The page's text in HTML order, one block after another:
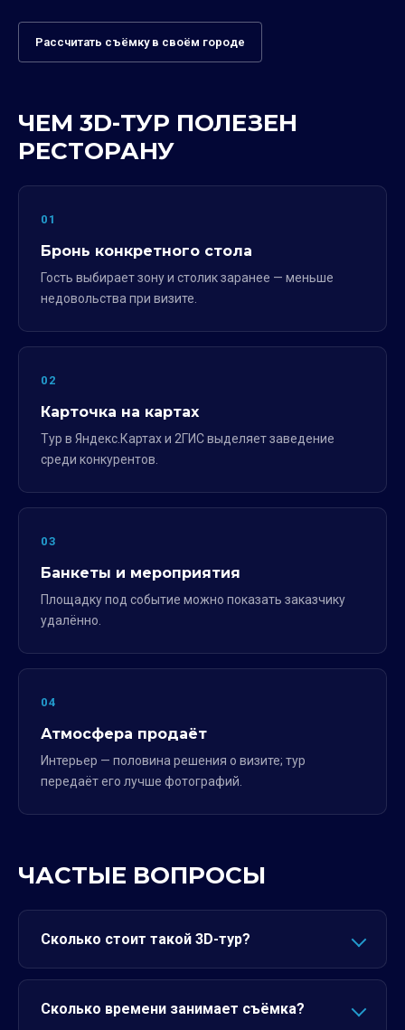
Рассчитать съёмку в своём городе
ЧЕМ 3D-ТУР ПОЛЕЗЕН
РЕСТОРАНУ
01
Бронь конкретного стола
Гость выбирает зону и столик заранее — меньше
недовольства при визите.
02
Карточка на картах
Тур в Яндекс.Картах и 2ГИС выделяет заведение
среди конкурентов.
03
Банкеты и мероприятия
Площадку под событие можно показать заказчику
удалённо.
04
Атмосфера продаёт
Интерьер — половина решения о визите; тур
передаёт его лучше фотографий.
ЧАСТЫЕ ВОПРОСЫ
Сколько стоит такой 3D-тур?
Сколько времени занимает съёмка?